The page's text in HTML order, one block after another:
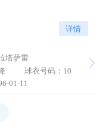
详情
塔萨雷
球衣号码：10
01-11